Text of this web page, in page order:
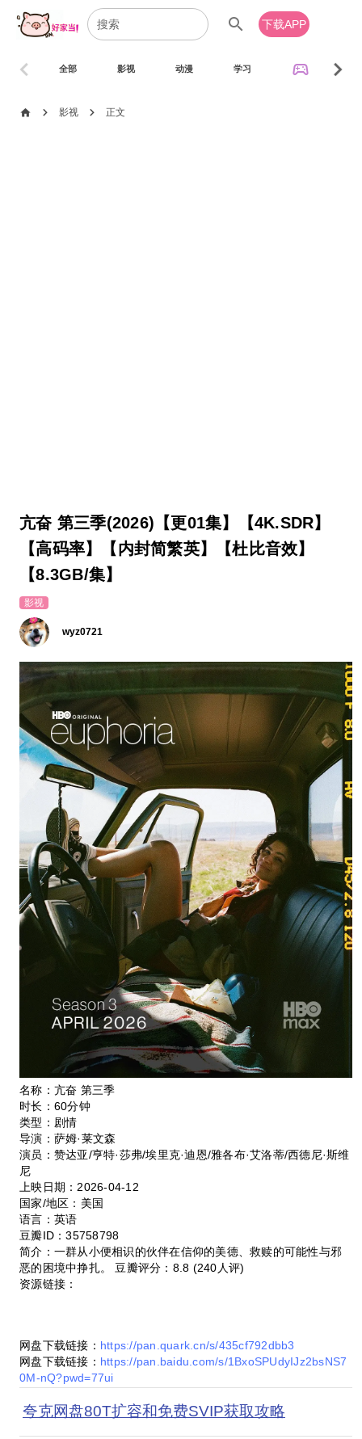
search 下载APP
全部 影视 动漫 学习 sports_esports
chevron_left chevron_right
home chevron_right 影视 chevron_right 正文
亢奋 第三季(2026)【更01集】【4K.SDR】
【高码率】【内封简繁英】【杜比音效】
【8.3GB/集】
影视
wyz0721
名称：亢奋 第三季
时长：60分钟
类型：剧情
导演：萨姆·莱文森
演员：赞达亚/亨特·莎弗/埃里克·迪恩/雅各布·艾洛蒂/西德尼·斯维
尼
上映日期：2026-04-12
国家/地区：美国
语言：英语
豆瓣ID：35758798
简介：一群从小便相识的伙伴在信仰的美德、救赎的可能性与邪
恶的困境中挣扎。 豆瓣评分：8.8 (240人评)
资源链接：
网盘下载链接： https://pan.quark.cn/s/435cf792dbb3
网盘下载链接： https://pan.baidu.com/s/1BxoSPUdyIJz2bsNS7
0M-nQ?pwd=77ui
夸克网盘80T扩容和免费SVIP获取攻略